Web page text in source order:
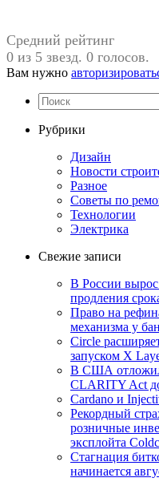
Средний рейтинг
0 из 5 звезд. 0 голосов.
Вам нужно
Рубрики
Дизайн
Новости
Разное
Советы по
Технологии
Электрика
Свежие записи
В России вырос
продления
Право на
механизма у
Circle
запуском X
В США
CLARITY Act
Cardano и
Рекордный
розничные
эксплойта
Стагнация
начинается